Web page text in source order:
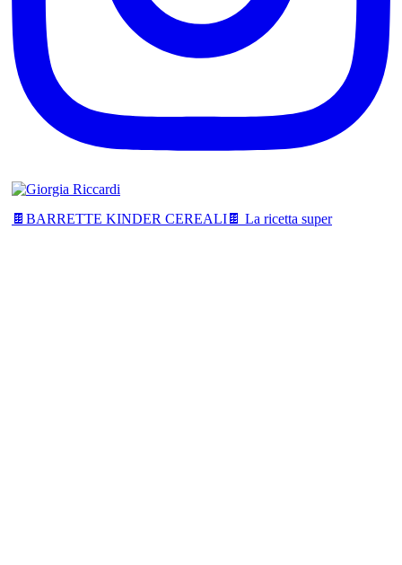
🍫BARRETTE KINDER CEREALI🍫 La ricetta super